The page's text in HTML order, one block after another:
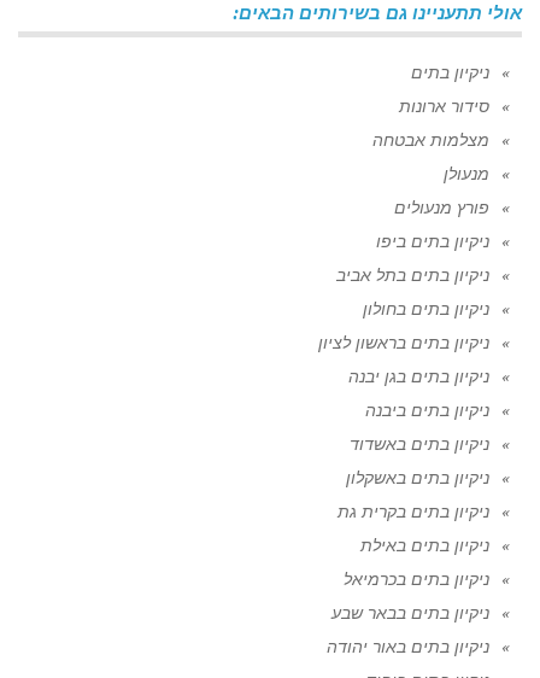
אולי תתעניינו גם בשירותים הבאים:
ניקיון בתים
סידור ארונות
מצלמות אבטחה
מנעולן
פורץ מנעולים
ניקיון בתים ביפו
ניקיון בתים בתל אביב
ניקיון בתים בחולון
ניקיון בתים בראשון לציון
ניקיון בתים בגן יבנה
ניקיון בתים ביבנה
ניקיון בתים באשדוד
ניקיון בתים באשקלון
ניקיון בתים בקרית גת
ניקיון בתים באילת
ניקיון בתים בכרמיאל
ניקיון בתים בבאר שבע
ניקיון בתים באור יהודה